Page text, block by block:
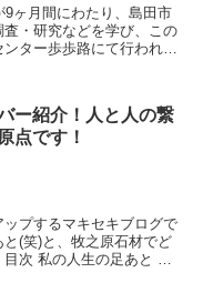
ヶ月間にわたり、島田市
・研究などを学び、この
ター歩歩路にて行われま
ー紹介！人と人の繋
点です！
プするマキセキブログで
(笑)と、牧之原石材でど
あと お